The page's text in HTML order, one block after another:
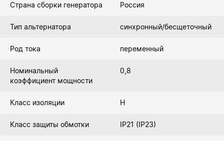
Страна сборки генератора Россия
Тип альтернатора синхронный/бесщеточный
Род тока переменный
Номинальный
коэффициент мощности
0,8
Класс изоляции Н
Класс защиты обмотки IP21 (IP23)